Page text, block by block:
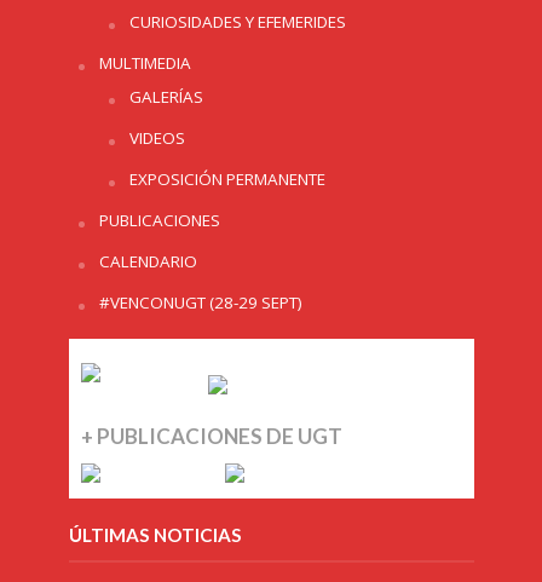
CURIOSIDADES Y EFEMERIDES
MULTIMEDIA
GALERÍAS
VIDEOS
EXPOSICIÓN PERMANENTE
PUBLICACIONES
CALENDARIO
#VENCONUGT (28-29 SEPT)
+ PUBLICACIONES DE UGT
ÚLTIMAS NOTICIAS